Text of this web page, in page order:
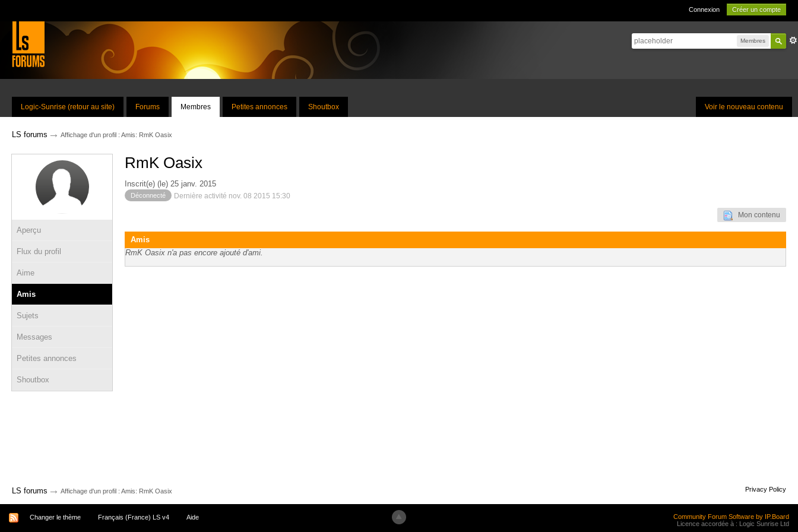
Connexion Créer un compte
Membres
Voir le nouveau contenu
Logic-Sunrise (retour au site) Forums Membres Petites annonces Shoutbox
LS forums → Affichage d'un profil : Amis: RmK Oasix
Aperçu
Flux du profil
Aime
Amis
Sujets
Messages
Petites annonces
Shoutbox
RmK Oasix
Inscrit(e) (le) 25 janv. 2015
Déconnecté Dernière activité nov. 08 2015 15:30
Mon contenu
Amis
RmK Oasix n'a pas encore ajouté d'ami.
LS forums → Affichage d'un profil : Amis: RmK Oasix Privacy Policy
Changer le thème Français (France) LS v4 Aide
Community Forum Software by IP.Board
Licence accordée à : Logic Sunrise Ltd